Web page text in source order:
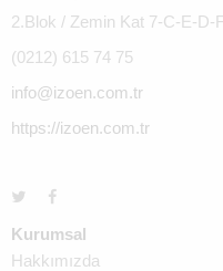
2.Blok / Zemin Kat 7-C-E-D-
(0212) 615 74 75
info@izoen.com.tr
https://izoen.com.tr
Kurumsal
Hakkımızda